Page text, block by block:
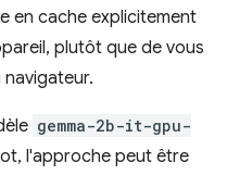
en cache explicitement
plutôt que de vous
navigateur.
gemma-2b-it-gpu-
l'approche peut être